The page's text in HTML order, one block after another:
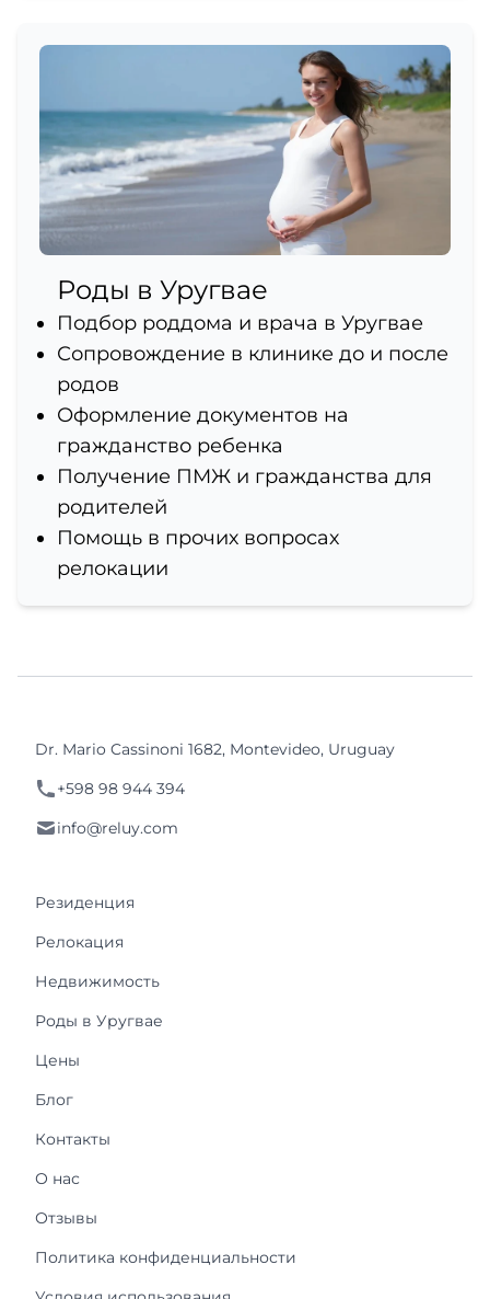
Роды в Уругвае
Подбор роддома и врача в Уругвае
Сопровождение в клинике до и после
родов
Оформление документов на
гражданство ребенка
Получение ПМЖ и гражданства для
родителей
Помощь в прочих вопросах
релокации
Dr. Mario Cassinoni 1682, Montevideo, Uruguay
+598 98 944 394
info@reluy.com
Резиденция
Релокация
Недвижимость
Роды в Уругвае
Цены
Блог
Контакты
О нас
Отзывы
Политика конфиденциальности